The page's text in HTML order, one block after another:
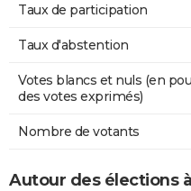
Taux de participation
Taux d'abstention
Votes blancs et nuls (en
des votes exprimés)
Nombre de votants
Autour des élections